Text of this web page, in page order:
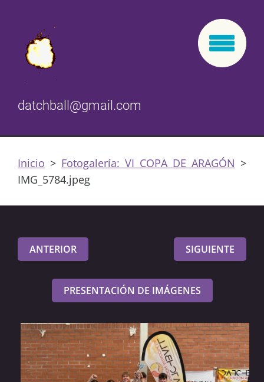
datchball@gmail.com
Inicio > Fotogalería: VI COPA DE ARAGÓN >
IMG_5784.jpeg
ANTERIOR SIGUIENTE
PRESENTACIÓN DE IMÁGENES